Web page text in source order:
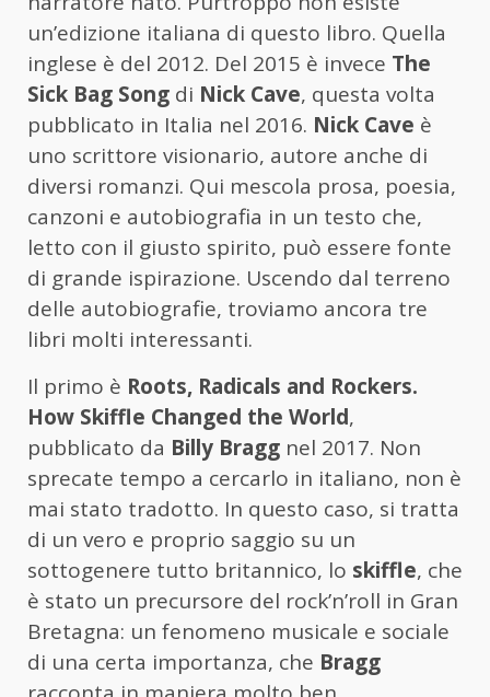
un’edizione italiana di questo libro. Quella
inglese è del 2012. Del 2015 è invece The
Sick Bag Song di Nick Cave, questa volta
pubblicato in Italia nel 2016. Nick Cave è
uno scrittore visionario, autore anche di
diversi romanzi. Qui mescola prosa, poesia,
canzoni e autobiografia in un testo che,
letto con il giusto spirito, può essere fonte
di grande ispirazione. Uscendo dal terreno
delle autobiografie, troviamo ancora tre
libri molti interessanti.
Il primo è Roots, Radicals and Rockers.
How Skiffle Changed the World,
pubblicato da Billy Bragg nel 2017. Non
sprecate tempo a cercarlo in italiano, non è
mai stato tradotto. In questo caso, si tratta
di un vero e proprio saggio su un
sottogenere tutto britannico, lo skiffle, che
è stato un precursore del rock’n’roll in Gran
Bretagna: un fenomeno musicale e sociale
di una certa importanza, che Bragg